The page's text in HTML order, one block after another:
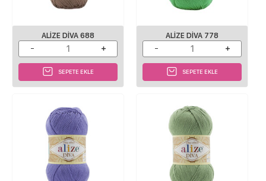
ALIZE DIVA 688
SEPETE EKLE
ALIZE DIVA 778
SEPETE EKLE